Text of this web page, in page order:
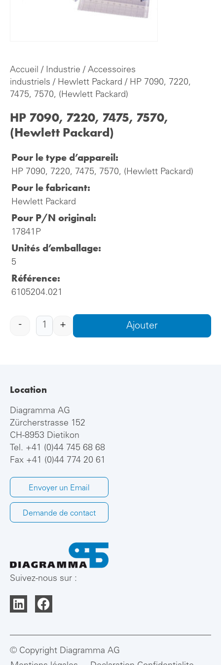
Accueil / Industrie / Accessoires
industriels / Hewlett Packard / HP 7090, 7220,
7475, 7570, (Hewlett Packard)
HP 7090, 7220, 7475, 7570,
(Hewlett Packard)
Pour le type d’appareil:
HP 7090, 7220, 7475, 7570, (Hewlett Packard)
Pour le fabricant:
Hewlett Packard
Pour P/N original:
17841P
Unités d’emballage:
5
Référence:
6105204.021
- + Ajouter
Location
Diagramma AG
Zürcherstrasse 152
CH-8953 Dietikon
Tel. +41 (0)44 745 68 68
Fax +41 (0)44 774 20 61
Envoyer un Email
Demande de contact
Suivez-nous sur :
© Copyright Diagramma AG